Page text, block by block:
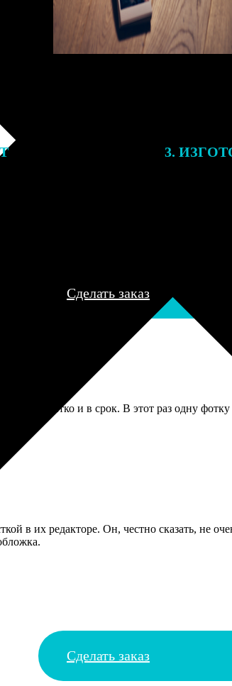
заказа к печати
могут связаться с Вами
телефону или email для
деталей.
3.
Оплатите
оплаты
Сделать заказ
всё четко и в срок. В этот раз одну
в их редакторе. Он, честно сказать, не
Сделать заказ